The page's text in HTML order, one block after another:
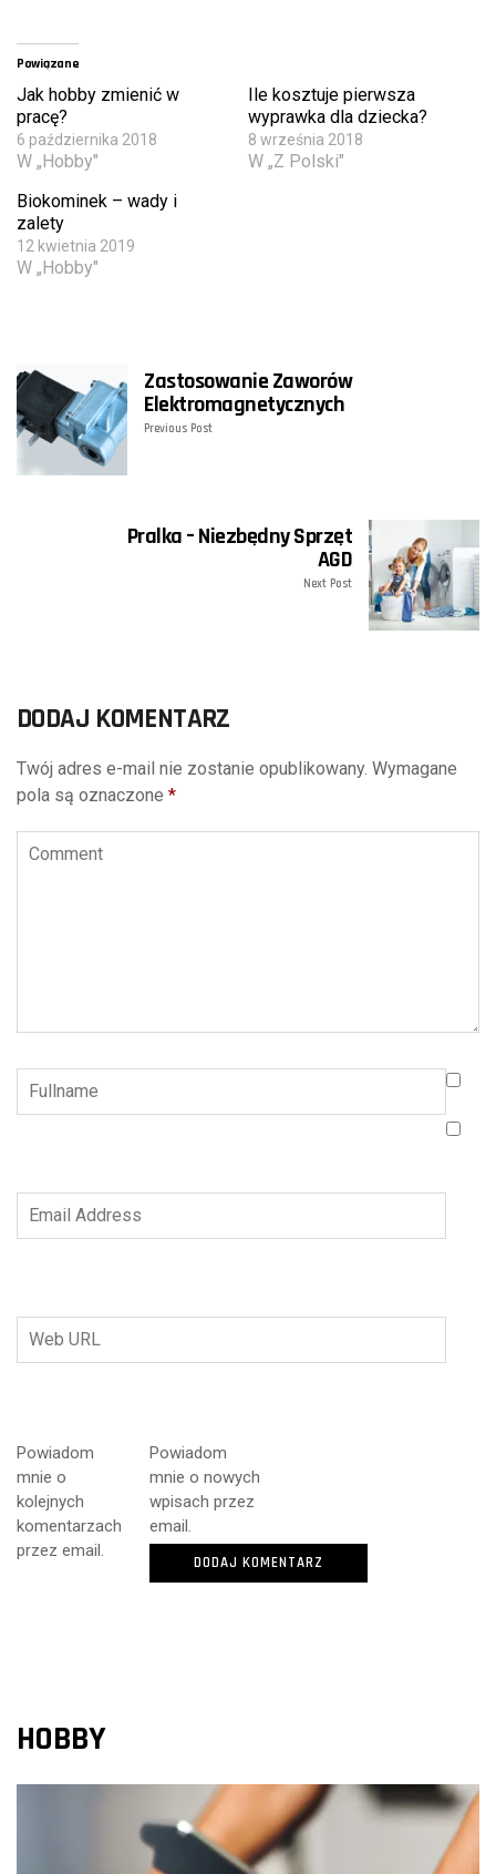
Powiązane
Jak hobby zmienić w
pracę?
6 października 2018
W „Hobby"
Ile kosztuje pierwsza
wyprawka dla dziecka?
8 września 2018
W „Z Polski"
Biokominek – wady i
zalety
12 kwietnia 2019
W „Hobby"
Zastosowanie Zaworów
Elektromagnetycznych
Previous Post
Pralka – Niezbędny Sprzęt
AGD
Next Post
DODAJ KOMENTARZ
Twój adres e-mail nie zostanie opublikowany. Wymagane
pola są oznaczone *
Powiadom
mnie o
kolejnych
komentarzach
przez email.
Powiadom
mnie o nowych
wpisach przez
email.
HOBBY